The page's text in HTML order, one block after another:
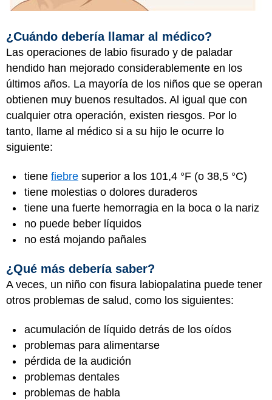
¿Cuándo debería llamar al médico?
Las operaciones de labio fisurado y de paladar
hendido han mejorado considerablemente en los
últimos años. La mayoría de los niños que se operan
obtienen muy buenos resultados. Al igual que con
cualquier otra operación, existen riesgos. Por lo
tanto, llame al médico si a su hijo le ocurre lo
siguiente:
tiene fiebre superior a los 101,4 °F (o 38,5 °C)
tiene molestias o dolores duraderos
tiene una fuerte hemorragia en la boca o la nariz
no puede beber líquidos
no está mojando pañales
¿Qué más debería saber?
A veces, un niño con fisura labiopalatina puede tener
otros problemas de salud, como los siguientes:
acumulación de líquido detrás de los oídos
problemas para alimentarse
pérdida de la audición
problemas dentales
problemas de habla